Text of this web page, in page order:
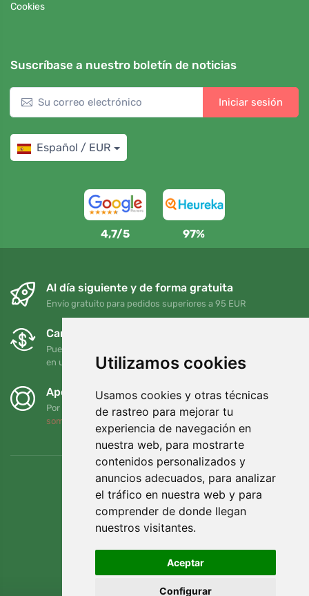
Utilizamos cookies
Usamos cookies y otras técnicas
de rastreo para mejorar tu
experiencia de navegación en
nuestra web, para mostrarte
contenidos personalizados y
anuncios adecuados, para analizar
el tráfico en nuestra web y para
comprender de donde llegan
nuestros visitantes.
Aceptar
Configurar
Cookies
Suscríbase a nuestro boletín de noticias
Iniciar sesión
Español / EUR
4,7/5 97%
Al día siguiente y de forma gratuita
Envío gratuito para pedidos superiores a 95 EUR
Cambios y devoluciones gratuitos
Puede devolver o cambiar su pedido en cualquier momento
en un plazo de 90 días
Apoyamos a Trees.org
Por cada pedido plantamos un árbol. Leer más
somos